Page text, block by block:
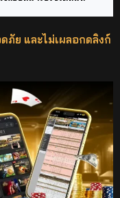
ภัย และไม่เผลอกดลิงก์